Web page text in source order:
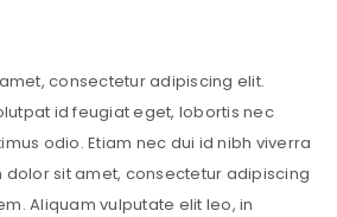
consectetur adipiscing elit.
id feugiat eget, lobortis nec
odio. Etiam nec dui id nibh viverra
dolor sit amet, consectetur adipiscing
Aliquam vulputate elit leo, in